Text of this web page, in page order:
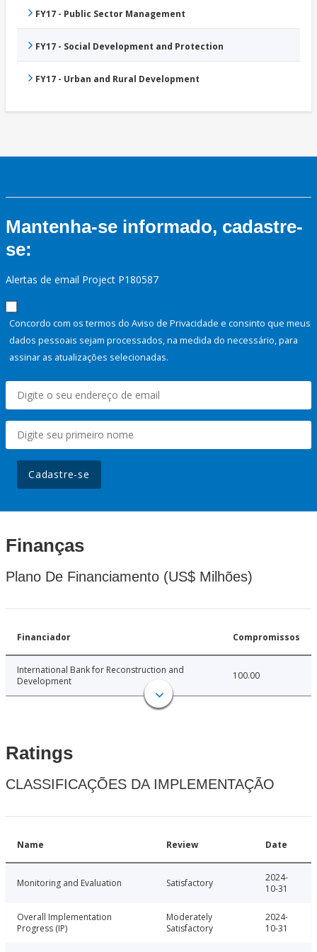
FY17 - Public Sector Management
FY17 - Social Development and Protection
FY17 - Urban and Rural Development
Mantenha-se informado, cadastre-
se:
Alertas de email Project P180587
Concordo com os termos do Aviso de Privacidade e consinto que meus
dados pessoais sejam processados, na medida do necessário, para
assinar as atualizações selecionadas.
Cadastre-se
Finanças
Plano De Financiamento (US$ Milhões)
Financiador Compromissos
International Bank for Reconstruction and
Development
100.00
Ratings
CLASSIFICAÇÕES DA IMPLEMENTAÇÃO
Name Review Date
Monitoring and Evaluation Satisfactory
2024-
10-31
Overall Implementation
Progress (IP)
Moderately
Satisfactory
2024-
10-31